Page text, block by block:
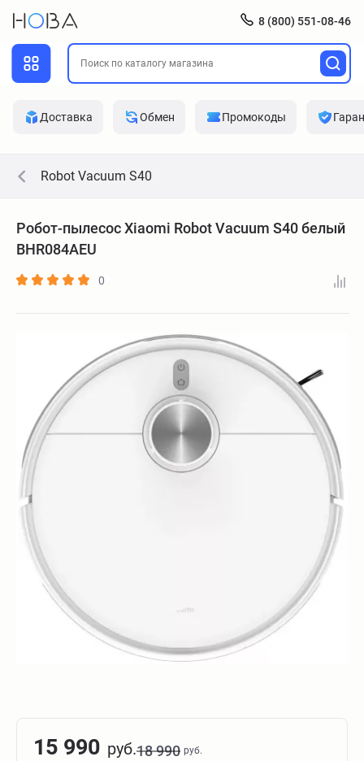
8 (800) 551-08-46
Доставка Обмен Промокоды
Robot Vacuum S40
Робот-пылесос Xiaomi Robot Vacuum S40 белый
BHR084AEU
0
15 990 руб.18 990 руб.